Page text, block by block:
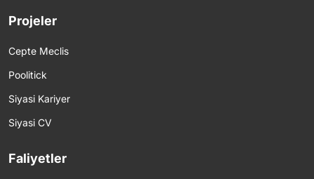
Projeler
Cepte Meclis
Poolitick
Siyasi Kariyer
Siyasi CV
Faliyetler